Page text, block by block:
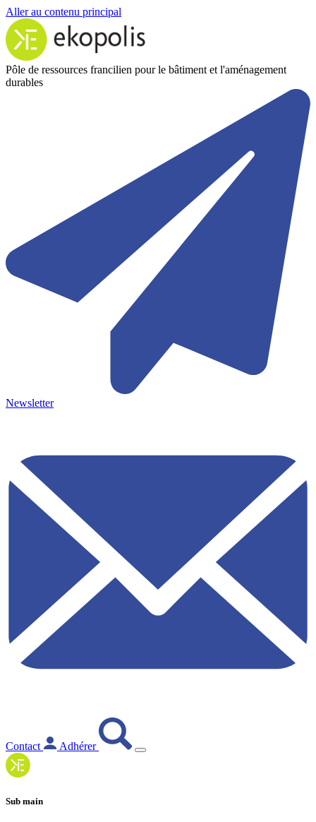
Aller au contenu principal
Pôle de ressources francilien pour le bâtiment et l'aménagement
durables
Newsletter
Contact Adhérer
Sub main